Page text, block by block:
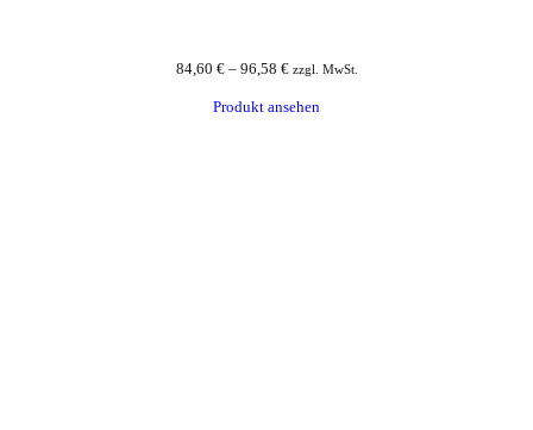
84,60 €– 96,58 € zzgl. MwSt.
Produkt ansehen